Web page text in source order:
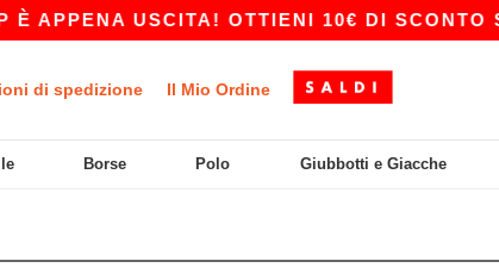
USCITA! OTTIENI 10€ DI SCONTO
di spedizione Il Mio Ordine
Borse Polo Giubbotti e Giacche